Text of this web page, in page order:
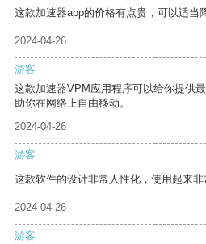
这款加速器app的价格有点贵，可以适当
2024-04-26
游客
这款加速器VPM应用程序可以给你提供
助你在网络上自由移动。
2024-04-26
游客
这款软件的设计非常人性化，使用起来非
2024-04-26
游客